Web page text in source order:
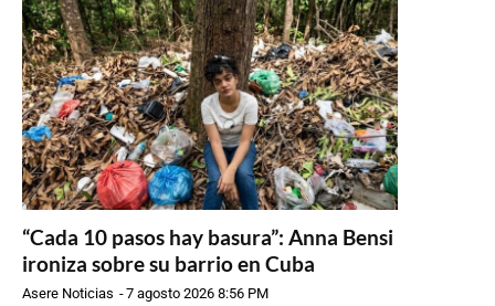
“Cada 10 pasos hay basura”: Anna Bensi
ironiza sobre su barrio en Cuba
Asere Noticias -7 agosto 2026 8:56 PM